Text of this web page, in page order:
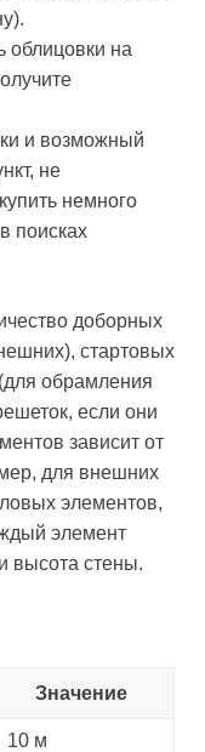
облицовки на
и возможный
не
немного
поисках
доборных
стартовых
обрамления
если они
зависит от
для внешних
элементов,
элемент
высота стены.
Значение
10 м